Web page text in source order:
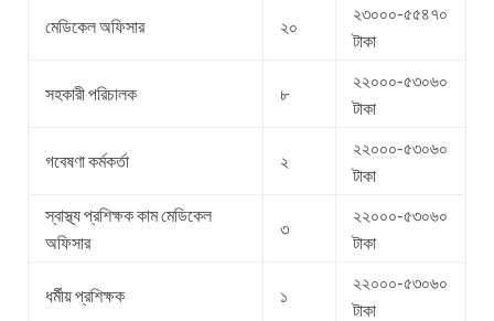
মেডিকেল অফিসার ২০
২৩০০০-৫৫৪৭০
টাকা
সহকারী পরিচালক ৮
২২০০০-৫৩০৬০
টাকা
গবেষণা কর্মকর্তা ২
২২০০০-৫৩০৬০
টাকা
স্বাস্থ্য প্রশিক্ষক কাম মেডিকেল
অফিসার
৩
২২০০০-৫৩০৬০
টাকা
ধর্মীয় প্রশিক্ষক ১
২২০০০-৫৩০৬০
টাকা